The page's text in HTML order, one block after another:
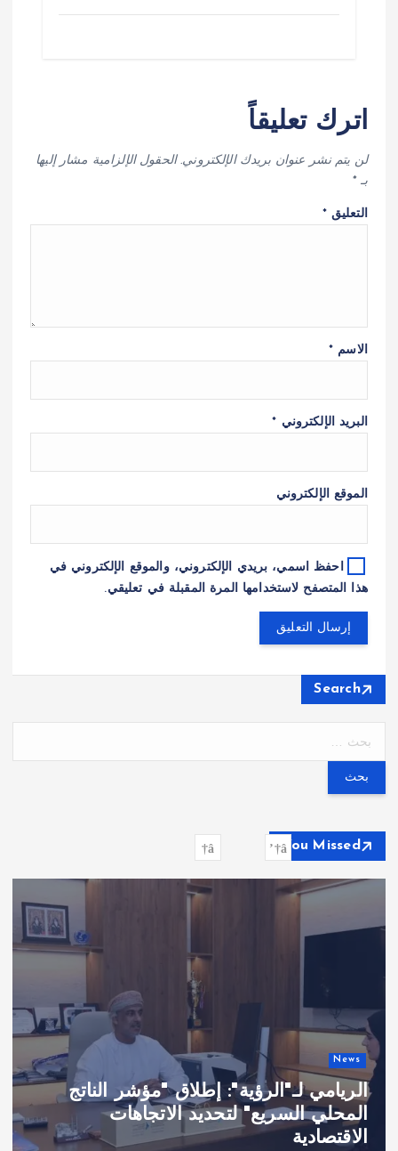
اترك تعليقاً
لن يتم نشر عنوان بريدك الإلكتروني. الحقول الإلزامية مشار إليها
بـ*
التعليق*
الاسم *
البريد الإلكتروني *
الموقع الإلكتروني
احفظ اسمي، بريدي الإلكتروني، والموقع الإلكتروني في
هذا المتصفح لاستخدامها المرة المقبلة في تعليقي.
Search
ح
ع
You Missed
إطلاق "مؤشر الناتج
لتحديد الاتجاهات
News
عُمان
بفضل
والاستثمار